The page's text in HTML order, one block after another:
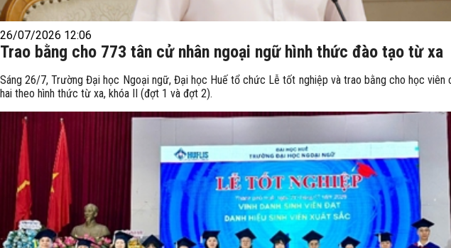
26/07/2026 12:06
Trao bằng cho 773 tân cử nhân ngoại ngữ hình thức đào tạo từ xa
Sáng 26/7, Trường Đại học Ngoại ngữ, Đại học Huế tổ chức Lễ tốt nghiệp và trao bằng cho học
hai theo hình thức từ xa, khóa II (đợt 1 và đợt 2).